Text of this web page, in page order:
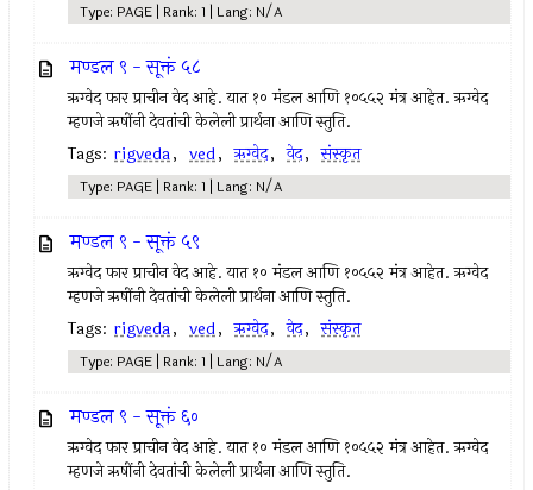
Type: PAGE | Rank: 1 | Lang: N/A
मण्डल ९ - सूक्तं ५८
ऋग्वेद फार प्राचीन वेद आहे. यात १० मंडल आणि १०५५२ मंत्र आहेत. ऋग्वेद
म्हणजे ऋषींनी देवतांची केलेली प्रार्थना आणि स्तुति.
Tags: rigveda, ved, ऋग्वेद, वेद, संस्कृत
Type: PAGE | Rank: 1 | Lang: N/A
मण्डल ९ - सूक्तं ५९
ऋग्वेद फार प्राचीन वेद आहे. यात १० मंडल आणि १०५५२ मंत्र आहेत. ऋग्वेद
म्हणजे ऋषींनी देवतांची केलेली प्रार्थना आणि स्तुति.
Tags: rigveda, ved, ऋग्वेद, वेद, संस्कृत
Type: PAGE | Rank: 1 | Lang: N/A
मण्डल ९ - सूक्तं ६०
ऋग्वेद फार प्राचीन वेद आहे. यात १० मंडल आणि १०५५२ मंत्र आहेत. ऋग्वेद
म्हणजे ऋषींनी देवतांची केलेली प्रार्थना आणि स्तुति.